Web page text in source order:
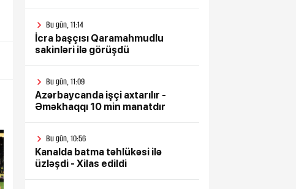
Bu gün, 11:14
İcra başçısı Qaramahmudlu
sakinləri ilə görüşdü
Bu gün, 11:09
Azərbaycanda işçi axtarılır -
Əməkhaqqı 10 min manatdır
Bu gün, 10:56
Kanalda batma təhlükəsi ilə
üzləşdi - Xilas edildi